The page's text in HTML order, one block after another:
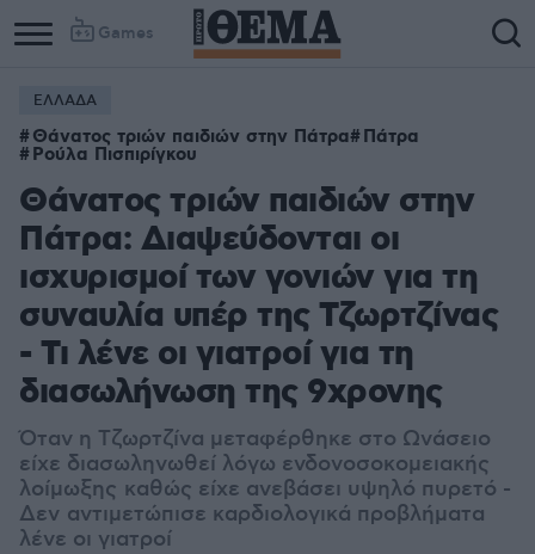
Games
ΕΛΛΑΔΑ
Θάνατος τριών παιδιών στην Πάτρα Πάτρα
Ρούλα Πισπιρίγκου
Θάνατος τριών παιδιών στην
Πάτρα: Διαψεύδονται οι
ισχυρισμοί των γονιών για τη
συναυλία υπέρ της Τζωρτζίνας
- Τι λένε οι γιατροί για τη
διασωλήνωση της 9χρονης
Όταν η Τζωρτζίνα μεταφέρθηκε στο Ωνάσειο
είχε διασωληνωθεί λόγω ενδονοσοκομειακής
λοίμωξης καθώς είχε ανεβάσει υψηλό πυρετό -
Δεν αντιμετώπισε καρδιολογικά προβλήματα
λένε οι γιατροί